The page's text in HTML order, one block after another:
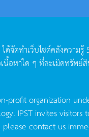
ได้จัดทำเว็บไซต์คลังความรู้
นื้อหาใด ๆ ที่ละเมิดทรัพย์
profit organization
IPST invites visitors
contact us